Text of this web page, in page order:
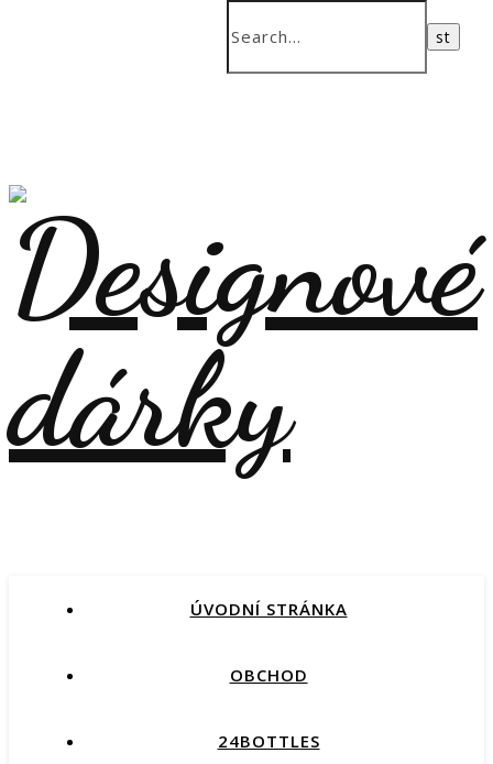
ÚVODNÍ STRÁNKA
OBCHOD
24BOTTLES